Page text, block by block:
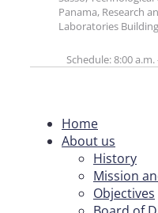
Panama, Research
Laboratories
Schedule: 8:00 a.m.
Home
About us
History
Mission
Objectives